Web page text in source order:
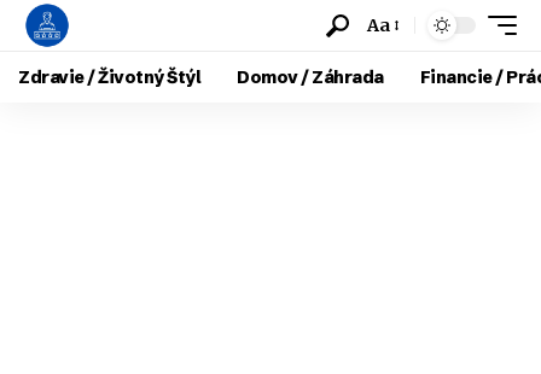
Aa
Zdravie / Životný Štýl Domov / Záhrada Financie /